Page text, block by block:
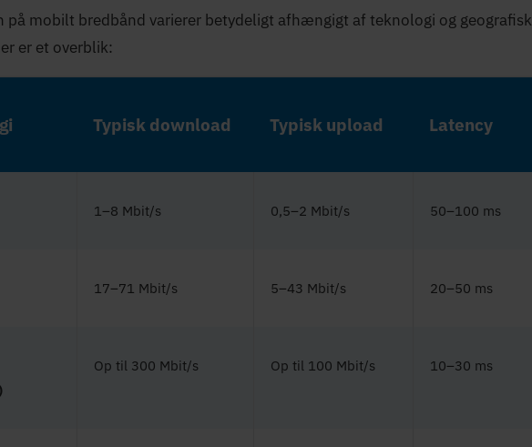
på mobilt bredbånd varierer betydeligt afhængigt af teknologi og geografisk
er et overblik:
Typisk download Typisk upload Latency
1–8 Mbit/s 0,5–2 Mbit/s 50–100 ms
17–71 Mbit/s 5–43 Mbit/s 20–50 ms
Op til 300 Mbit/s Op til 100 Mbit/s 10–30 ms